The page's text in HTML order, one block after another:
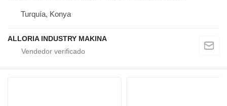
Turquía, Konya
ALLORIA INDUSTRY MAKINA